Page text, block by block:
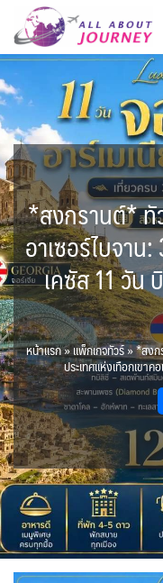
เอเชียกลาง 6
LKA ศรีลังกา + BGD
ศ
0
KHM กัมพูชา 0
HKG ฮ่องกง - มาเก๊า
IDN อินโดนีเซีย 3
IRQ อิรัก 0
JPN ญี่ปุ่น 74
KAZ คาซัคสถาน 19
KORS เกาหลีใต้
LBN เลบานอน 0
MDV มัลดีฟส์ 0
สวิตเซอร์แลนด์ เยอรมนี
งเศส
1
Balkan บอลข่าน
ยุโรปตะวันออก 12
AZE อาเซอร์ไบจาน 2
BLR เบลารุส
HRV โครเอเชีย 3
DNK เดนมาร์ก 2
FRO หมู่เกาะแฟโร 2
GEO จอร์เจีย 10
อเมริกาใต้ 8
CAN แคนาดา 3
ECU เอกวาดอร์ 0
USA สหรัฐอเมริกา 6
เม็กซิโก คิวบา 1
ทัวร์ ล่องเรือสำราญยุโ
ทัวร์ ล่องเรือสำราญอเ
1
ตูนีเซีย - Tunisia 1
เกาะโบราโบร่า - Bora
0
ขั้วโลกใต้ 2
เคนย่า - Kenya 2
ไมโครนีเซีย -
ออสเตรเลีย -
ลิเบีย - Libya 1
เอธิโอเปีย - Ethiopia
ล่องเรือดินเนอร์ วันวาเ
22
ล่องเรือดินเนอร์วันปีใหม่
ล่องเรือดินเนอร์แม่น้ำ
าพระยา
34
ล่องเรือโปรแกรมอยุธยา
ล่องเรือ รอบ Sunset
ล่องเรือเหมาลำ / เหม
อยอร์ช / Speed Boat ส่ว
ะเทศ
255
เรือยอร์ช / Speed
บ Join ทั่วประเทศ
72
ตั๋วสวนสนุก 0
บุฟเฟต์ใบหยก 7
ตั๋วเรือ Hop-on Hop-
โปรแกรมทัวร์ทั่วไทย 0
พิเศษ! ล่องเรือเทศกา
ยา
1
ห้องพักราคาพิเศษ 3
ข่าวที่น่าสนใจ
ความรู้ทั่วไป
สถานที่ท่องเที่ยว
*สงกรานต์* ทั
อาเซอร์ไบจาน
เคซัส 11 วัน
หน้าแรก»แพ็กเกจทัวร์»*สงก
ประเทศแห่งเทือกเขา